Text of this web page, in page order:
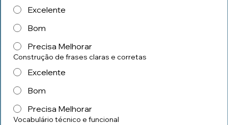
Excelente
Bom
Precisa Melhorar
Construção de frases claras e corretas
Excelente
Bom
Precisa Melhorar
Vocabulário técnico e funcional